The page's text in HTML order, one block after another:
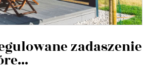
zadaszenie